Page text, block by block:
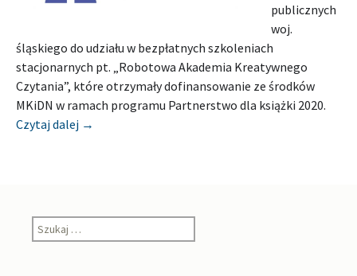
publicznych
woj.
śląskiego do udziału w bezpłatnych szkoleniach
stacjonarnych pt. „Robotowa Akademia Kreatywnego
Czytania”, które otrzymały dofinansowanie ze środków
MKiDN w ramach programu Partnerstwo dla książki 2020.
Czytaj dalej [Zapowiedź] BIBLIOTEKA ŚLĄSKA W KATOWICACH
→
Szukaj: